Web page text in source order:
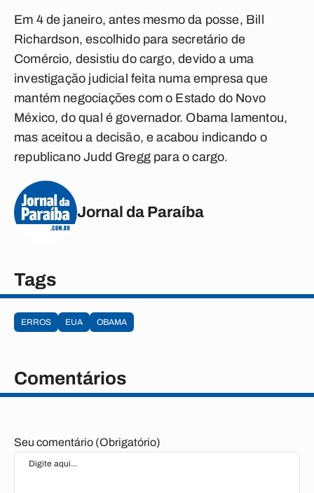
Em 4 de janeiro, antes mesmo da posse, Bill
Richardson, escolhido para secretário de
Comércio, desistiu do cargo, devido a uma
investigação judicial feita numa empresa que
mantém negociações com o Estado do Novo
México, do qual é governador. Obama lamentou,
mas aceitou a decisão, e acabou indicando o
republicano Judd Gregg para o cargo.
Jornal da Paraíba
Tags
ERROS EUA OBAMA
Comentários
Seu comentário (Obrigatório)